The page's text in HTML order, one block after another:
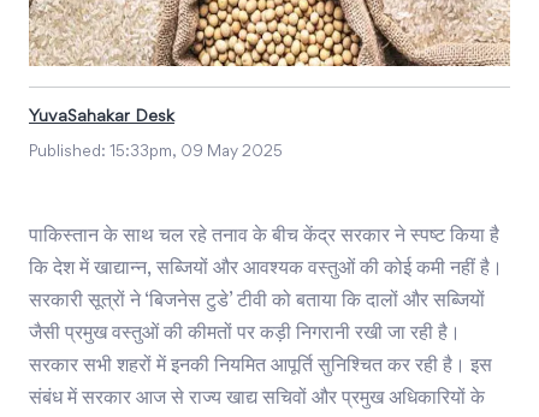
YuvaSahakar Desk
Published: 15:33pm, 09 May 2025
पाकिस्तान के साथ चल रहे तनाव के बीच केंद्र सरकार ने स्पष्ट किया है
कि देश में खाद्यान्न, सब्जियों और आवश्यक वस्तुओं की कोई कमी नहीं है।
सरकारी सूत्रों ने ‘बिजनेस टुडे’ टीवी को बताया कि दालों और सब्जियों
जैसी प्रमुख वस्तुओं की कीमतों पर कड़ी निगरानी रखी जा रही है।
सरकार सभी शहरों में इनकी नियमित आपूर्ति सुनिश्चित कर रही है। इस
संबंध में सरकार आज से राज्य खाद्य सचिवों और प्रमुख अधिकारियों के